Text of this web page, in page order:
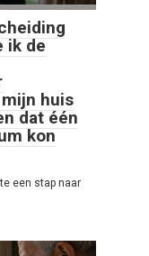
ik de
huis
dat één
kon
een stap naar